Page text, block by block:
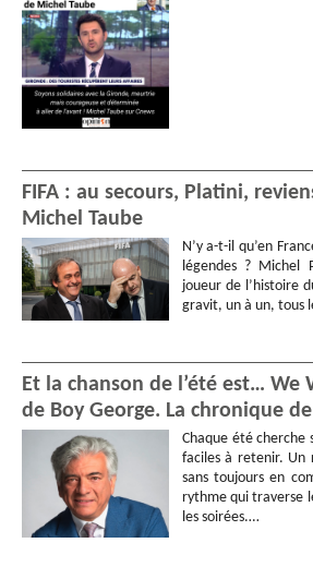
FIFA : au secours, Platini,
Michel Taube
N’y a-t-il qu’en
légendes ? Michel
joueur de l’histoire
gravit, un à un, tous
Et la chanson de l’été est… We
de Boy George. La chronique
Chaque été cherche
faciles à retenir. Un
sans toujours en
rythme qui traverse
les soirées.…